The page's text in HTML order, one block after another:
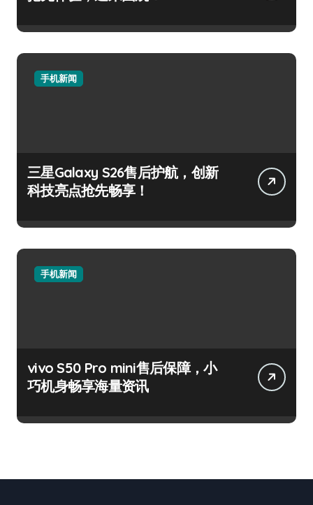
手机新闻
三星Galaxy S26售后护航，创新
科技亮点抢先畅享！
手机新闻
vivo S50 Pro mini售后保障，小
巧机身畅享海量资讯